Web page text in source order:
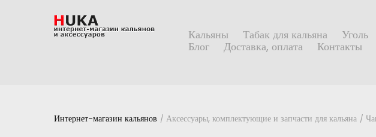
Кальяны Табак для кальяна Уголь
Блог
Доставка, оплата Контакты
Интернет-магазин кальянов Аксессуары, комплектующие и запчасти для кальяна